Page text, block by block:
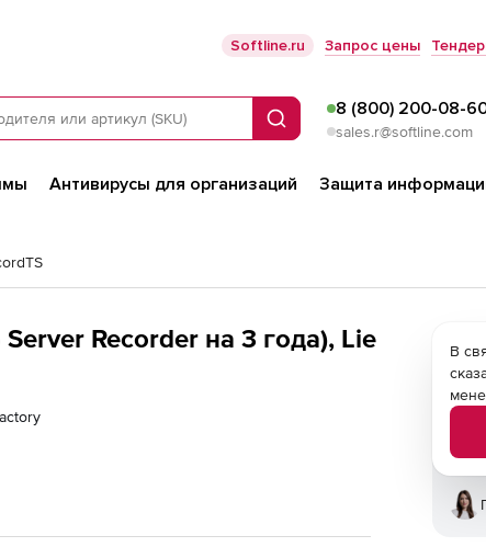
Softline.ru Запрос цены
Поиск
8 (800) 200-08-
sales.r@softline.com
Антивирусы для организаций Защита
Recorder на 3 года), Lie
В